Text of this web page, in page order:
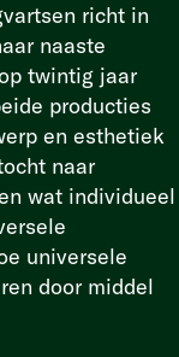
richt in
naaste
twintig jaar
producties
en esthetiek
naar
wat individueel
universele
door middel